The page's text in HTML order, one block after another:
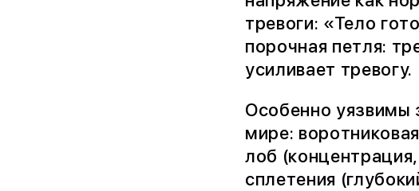
тревоги: «Тело
порочная петля:
усиливает тревогу.
Особенно уязвимы
мире:
лоб
сплетения